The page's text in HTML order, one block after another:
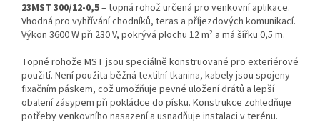
23MST 300/12-0,5– topná rohož určená pro venkovní aplikace.
Vhodná pro vyhřívání chodníků, teras a příjezdových komunikací.
Výkon 3600 W při 230 V, pokrývá plochu 12 m² a má šířku 0,5 m.
Topné rohože MST jsou speciálně konstruované pro exteriérové
použití. Není použita běžná textilní tkanina, kabely jsou spojeny
fixačním páskem, což umožňuje pevné uložení drátů a lepší
obalení zásypem při pokládce do písku. Konstrukce zohledňuje
potřeby venkovního nasazení a usnadňuje instalaci v terénu.